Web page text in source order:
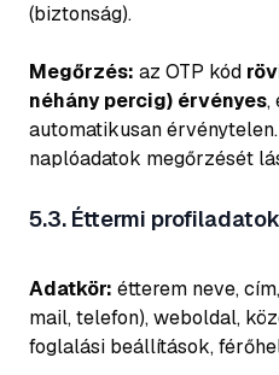
(biztonság).
Megőrzés: az OTP kód
néhány percig) érvényes,
automatikusan
naplóadatok megőrzését
5.3. Éttermi
Adatkör: étterem neve,
mail, telefon), weboldal,
foglalási beállítások,